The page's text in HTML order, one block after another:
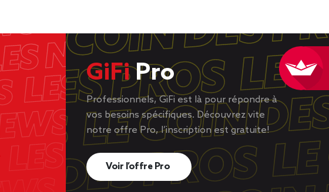
GiFiPro
Professionnels, GiFi est là pour répondre à
vos besoins spécifiques. Découvrez vite
notre offre Pro, l’inscription est gratuite!
Voir l’offre Pro